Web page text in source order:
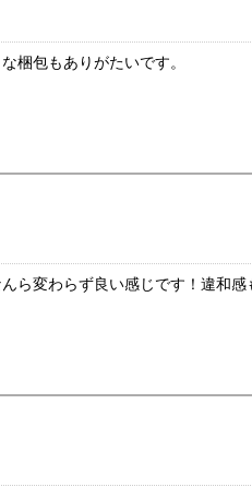
梱包もありがたいです。
ら変わらず良い感じです！違和感